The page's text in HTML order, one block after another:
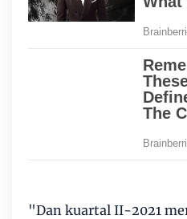
"Dan kuartal II-2021